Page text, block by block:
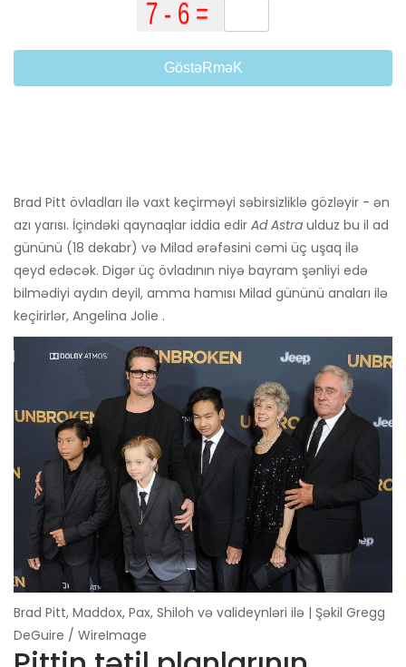
GöstəRməK
Brad Pitt övladları ilə vaxt keçirməyi səbirsizliklə gözləyir - ən
azı yarısı. İçindəki qaynaqlar iddia edir Ad Astra ulduz bu il ad
gününü (18 dekabr) və Milad ərəfəsini cəmi üç uşaq ilə
qeyd edəcək. Digər üç övladının niyə bayram şənliyi edə
bilmədiyi aydın deyil, amma hamısı Milad gününü anaları ilə
keçirirlər, Angelina Jolie .
Brad Pitt, Maddox, Pax, Shiloh və valideynləri ilə | Şəkil Gregg
DeGuire / WireImage